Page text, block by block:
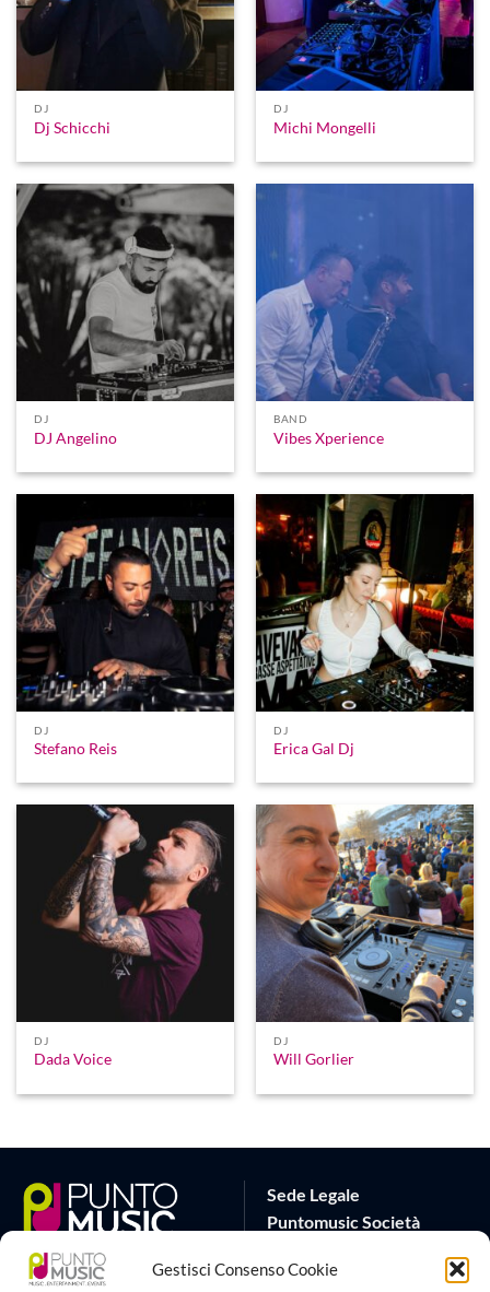
Gestisci Consenso Cookie
DJ
Dj Schicchi
DJ
Michi Mongelli
DJ
DJ Angelino
BAND
Vibes Xperience
DJ
Stefano Reis
DJ
Erica Gal Dj
DJ
Dada Voice
DJ
Will Gorlier
Sede Legale
Puntomusic Società
Via G.B. Rota 17